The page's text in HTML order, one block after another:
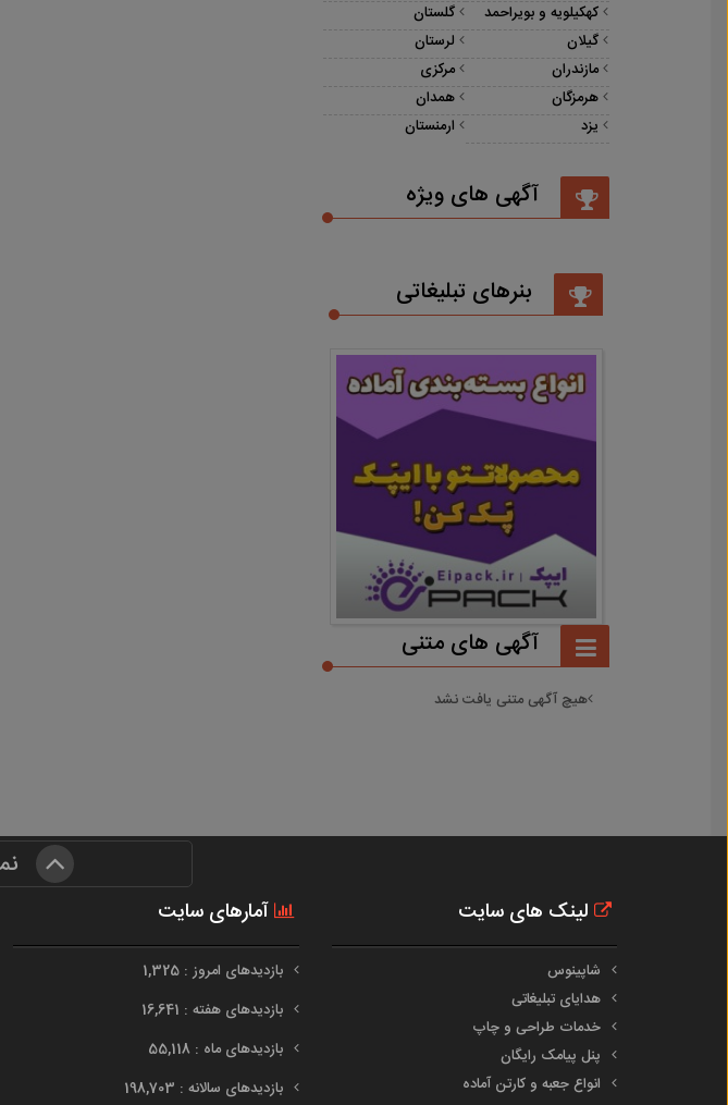
کهکیلویه و بویراحمد
گلستان
گیلان
لرستان
مازندران
مرکزی
هرمزگان
همدان
یزد
ارمنستان
آگهی های ویژه
بنرهای تبلیغاتی
آگهی های متنی
هیچ آگهی متنی یافت نشد
لینک های سایت
شاپینوس
هدایای تبلیغاتی
خدمات طراحی و چاپ
پنل پیامک رایگان
انواع جعبه و کارتن آماده
آمارهای سایت
بازدیدهای امروز : 1,325
بازدیدهای هفته : 16,641
بازدیدهای ماه : 55,118
بازدیدهای سالانه : 198,703